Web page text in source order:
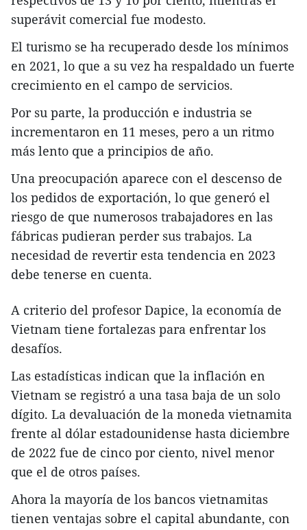
superávit comercial fue modesto.
El turismo se ha recuperado desde los mínimos
en 2021, lo que a su vez ha respaldado un fuerte
crecimiento en el campo de servicios.
Por su parte, la producción e industria se
incrementaron en 11 meses, pero a un ritmo
más lento que a principios de año.
Una preocupación aparece con el descenso de
los pedidos de exportación, lo que generó el
riesgo de que numerosos trabajadores en las
fábricas pudieran perder sus trabajos. La
necesidad de revertir esta tendencia en 2023
debe tenerse en cuenta.
A criterio del profesor Dapice, la economía de
Vietnam tiene fortalezas para enfrentar los
desafíos.
Las estadísticas indican que la inflación en
Vietnam se registró a una tasa baja de un solo
dígito. La devaluación de la moneda vietnamita
frente al dólar estadounidense hasta diciembre
de 2022 fue de cinco por ciento, nivel menor
que el de otros países.
Ahora la mayoría de los bancos vietnamitas
tienen ventajas sobre el capital abundante, con